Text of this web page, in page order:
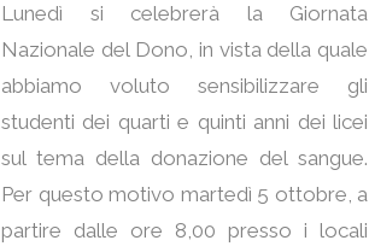
Lunedì si celebrerà la Giornata
Nazionale del Dono, in vista della quale
abbiamo voluto sensibilizzare gli
studenti dei quarti e quinti anni dei licei
sul tema della donazione del sangue.
Per questo motivo martedì 5 ottobre, a
partire dalle ore 8,00 presso i locali